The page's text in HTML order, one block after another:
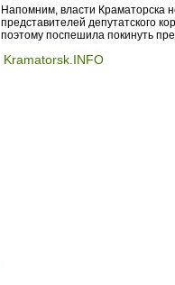
Напомним, власти Краматорска
представителей депутатского
поэтому поспешила покинуть
Kramatorsk.INFO